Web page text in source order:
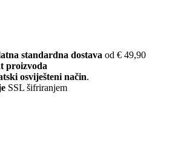
standardna dostava od € 49,90
proizvoda
osviješteni način.
SSL šifriranjem